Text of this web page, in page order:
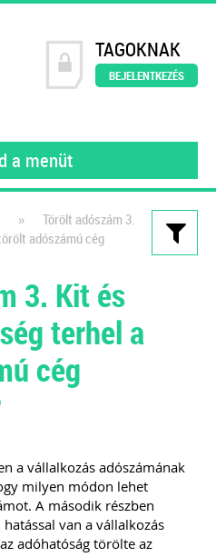
TAGOKNAK
BEJELENTKEZÉS
a menüt
szerződésminta
szerződés, amely tökéletesen
a könyvelők érdekeit!
Vámosi-Nagy Szabolcs
került kidolgozásra ez az
mely megalapozza a
a könyvelő és ügyfele között.
kizárólag online
elérhető!
»
Törölt adószám 3.
adószámú cég
3. Kit és
terhel a
cég
a vállalkozás adószámának
milyen módon lehet
A második részben
van a vállalkozás
adóhatóság törölte az